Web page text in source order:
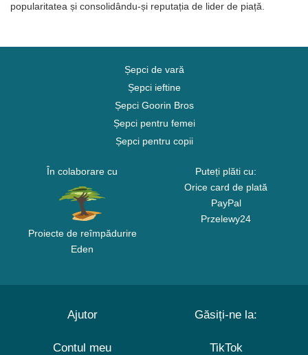
popularitatea și consolidându-și reputația de lider de piață.
Șepci de vară
Șepci ieftine
Șepci Goorin Bros
Șepci pentru femei
Șepci pentru copii
În colaborare cu
Proiecte de reîmpădurire
Eden
Puteți plăti cu:
Orice card de plată
PayPal
Przelewy24
Ajutor
Contul meu
Găsiți-ne la:
TikTok